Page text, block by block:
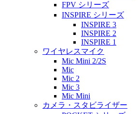
FPV シリーズ
INSPIRE シリーズ
INSPIRE 3
INSPIRE 2
INSPIRE 1
ワイヤレスマイク
Mic Mini 2/2S
Mic
Mic 2
Mic 3
Mic Mini
カメラ・スタビライザー